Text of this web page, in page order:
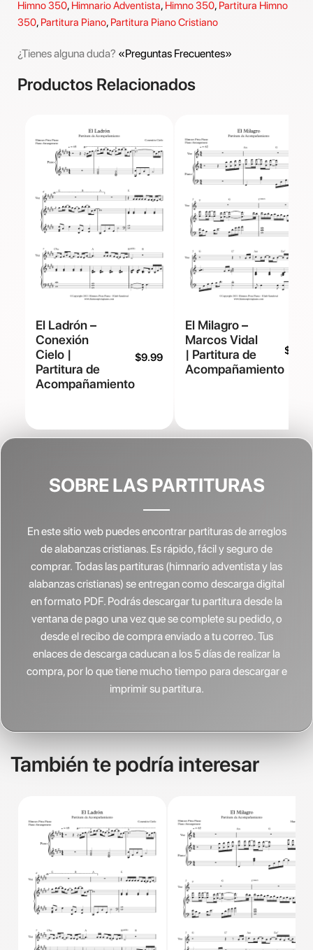
Himno 350, Himnario Adventista, Himno 350, Partitura Himno
350, Partitura Piano, Partitura Piano Cristiano
¿Tienes alguna duda? «Preguntas Frecuentes»
Productos Relacionados
El Ladrón –
Conexión
Cielo |
Partitura de
Acompañamiento
$9.99
El Milagro –
Marcos Vidal
| Partitura de
Acompañamiento
$
SOBRE LAS PARTITURAS
En este sitio web puedes encontrar partituras de arreglos
de alabanzas cristianas. Es rápido, fácil y seguro de
comprar. Todas las partituras (himnario adventista y las
alabanzas cristianas) se entregan como descarga digital
en formato PDF. Podrás descargar tu partitura desde la
ventana de pago una vez que se complete su pedido, o
desde el recibo de compra enviado a tu correo. Tus
enlaces de descarga caducan a los 5 días de realizar la
compra, por lo que tiene mucho tiempo para descargar e
imprimir su partitura.
También te podría interesar